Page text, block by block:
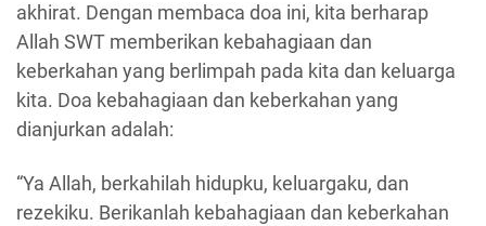
akhirat. Dengan membaca doa ini, kita berharap
Allah SWT memberikan kebahagiaan dan
keberkahan yang berlimpah pada kita dan keluarga
kita. Doa kebahagiaan dan keberkahan yang
dianjurkan adalah:
“Ya Allah, berkahilah hidupku, keluargaku, dan
rezekiku. Berikanlah kebahagiaan dan keberkahan